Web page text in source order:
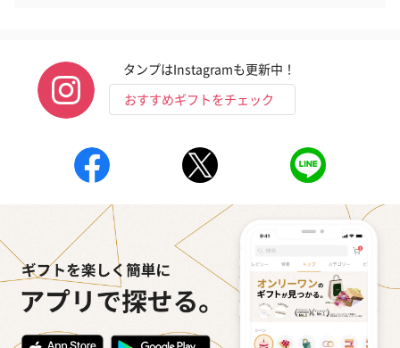
タンプはInstagramも更新中！
おすすめギフトをチェック